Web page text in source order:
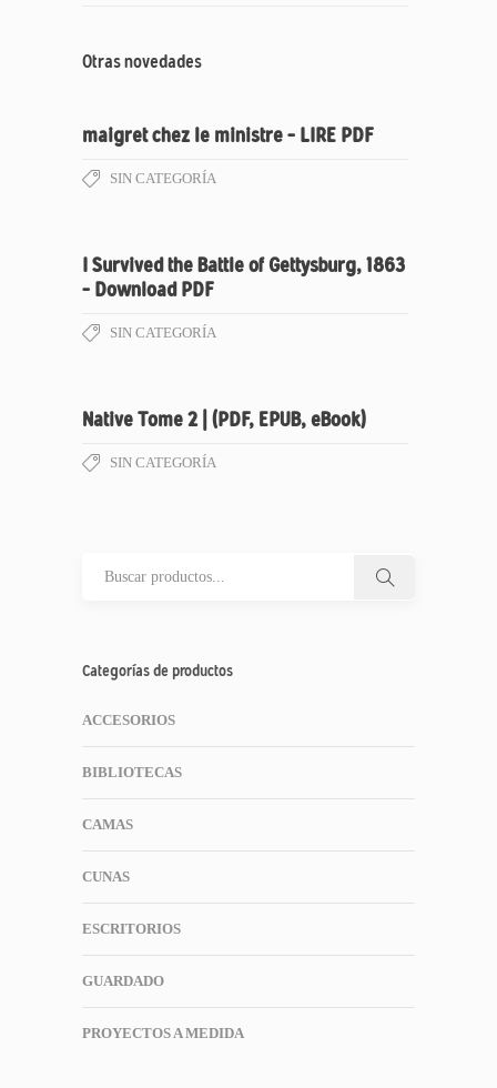
Otras novedades
maigret chez le ministre – LIRE PDF
SIN CATEGORÍA
I Survived the Battle of Gettysburg, 1863
– Download PDF
SIN CATEGORÍA
Native Tome 2 | (PDF, EPUB, eBook)
SIN CATEGORÍA
Categorías de productos
ACCESORIOS
BIBLIOTECAS
CAMAS
CUNAS
ESCRITORIOS
GUARDADO
PROYECTOS A MEDIDA